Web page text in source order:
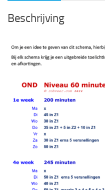
aantal
Beschrijving